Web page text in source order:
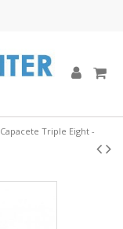
Capacete Triple Eight -